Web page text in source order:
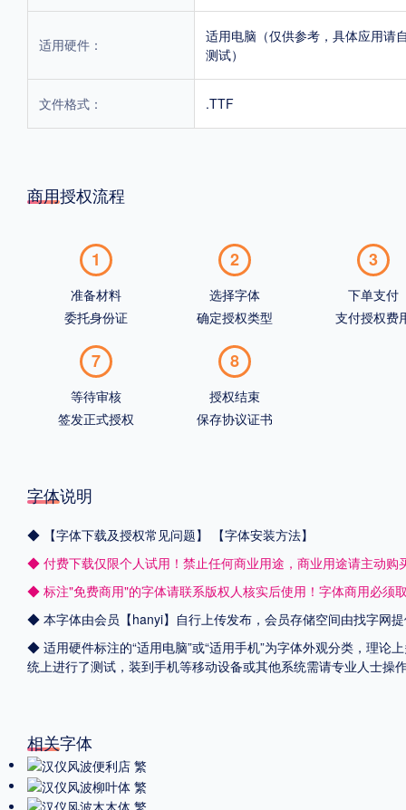
适用硬件：
适用电脑（仅供参考，具体应用请
测试）
文件格式： .TTF
商用授权流程
1
准备材料
委托身份证
2
选择字体
确定授权类型
3
下单支付
支付授权费
7
等待审核
签发正式授权
8
授权结束
保存协议证书
字体说明
◆ 【字体下载及授权常见问题】
【字体安装方法】
◆ 付费下载仅限个人试用！禁止任何商业用途，商业用途请主动购
◆ 标注"免费商用"的字体请联系版权人核实后使用！字体商用必须
◆ 本字体由会员【hanyi】自行上传发布，会员存储空间由找字网
◆ 适用硬件标注的“适用电脑”或“适用手机”为字体外观分类，理论
统上进行了测试，装到手机等移动设备或其他系统需请专业人士
相关字体